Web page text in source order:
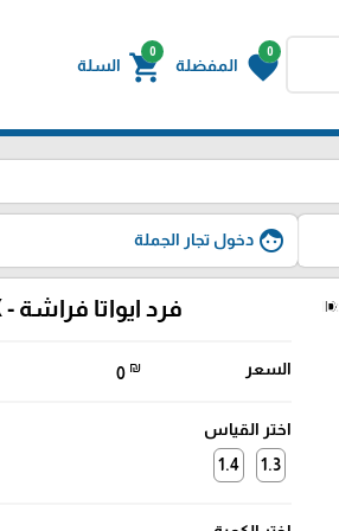
0
favorite المفضلة
0
shopping_cart السلة
face دخول تجار الجملة
فرد ايواتا فراشة - The W400 WBX
السعر 0 ₪
اختر القياس
1.3
1.4